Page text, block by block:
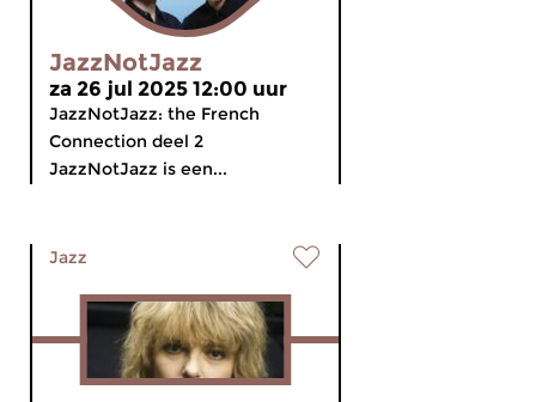
JazzNotJazz
za 26 jul 2025 12:00 uur
JazzNotJazz: the French
Connection deel 2
JazzNotJazz is een...
Jazz